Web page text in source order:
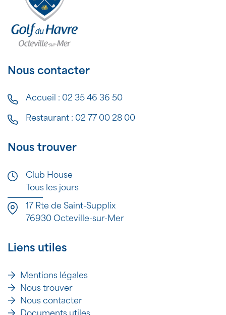
Nous contacter
Accueil : 02 35 46 36 50
Restaurant : 02 77 00 28 00
Nous trouver
Club House
Tous les jours
17 Rte de Saint-Supplix
76930 Octeville-sur-Mer
Liens utiles
Mentions légales
Nous trouver
Nous contacter